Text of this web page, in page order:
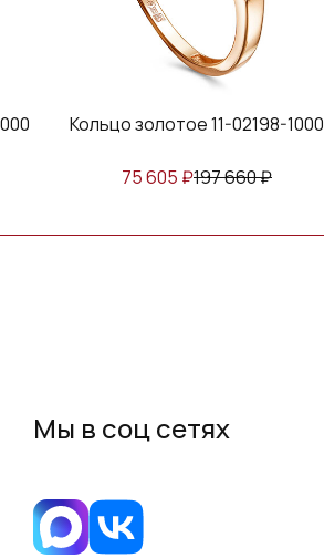
Кольцо золотое 11-02198-1000
75 605 ₽197 660₽
Мы в соц сетях